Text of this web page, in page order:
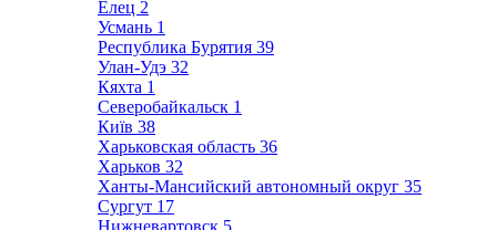
Елец 2
Усмань 1
Республика Бурятия 39
Улан-Удэ 32
Кяхта 1
Северобайкальск 1
Київ 38
Харьковская область 36
Харьков 32
Ханты-Мансийский автономный округ 35
Сургут 17
Нижневартовск 5